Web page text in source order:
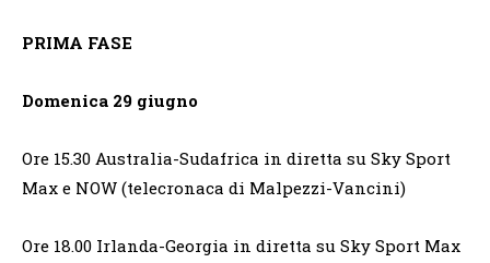
PRIMA FASE
Domenica 29 giugno
Ore 15.30 Australia-Sudafrica in diretta su Sky Sport
Max e NOW (telecronaca di Malpezzi-Vancini)
Ore 18.00 Irlanda-Georgia in diretta su Sky Sport Max